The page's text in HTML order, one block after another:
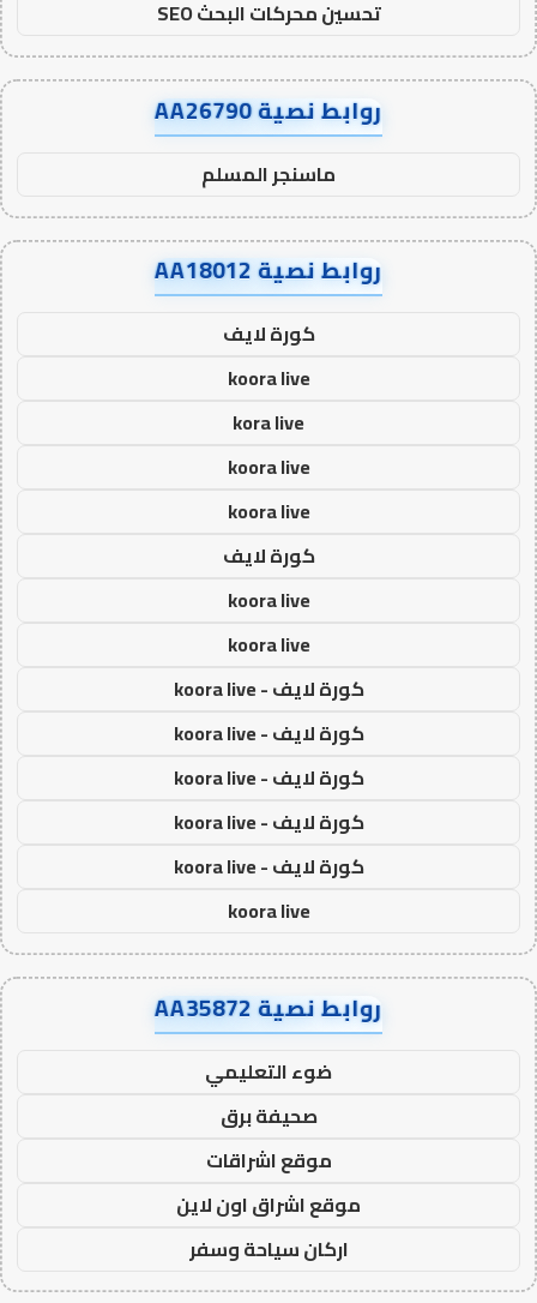
تحسين محركات البحث SEO
روابط نصية AA26790
ماسنجر المسلم
روابط نصية AA18012
كورة لايف
koora live
kora live
koora live
koora live
كورة لايف
koora live
koora live
كورة لايف - koora live
كورة لايف - koora live
كورة لايف - koora live
كورة لايف - koora live
كورة لايف - koora live
koora live
روابط نصية AA35872
ضوء التعليمي
صحيفة برق
موقع اشراقات
موقع اشراق اون لاين
اركان سياحة وسفر